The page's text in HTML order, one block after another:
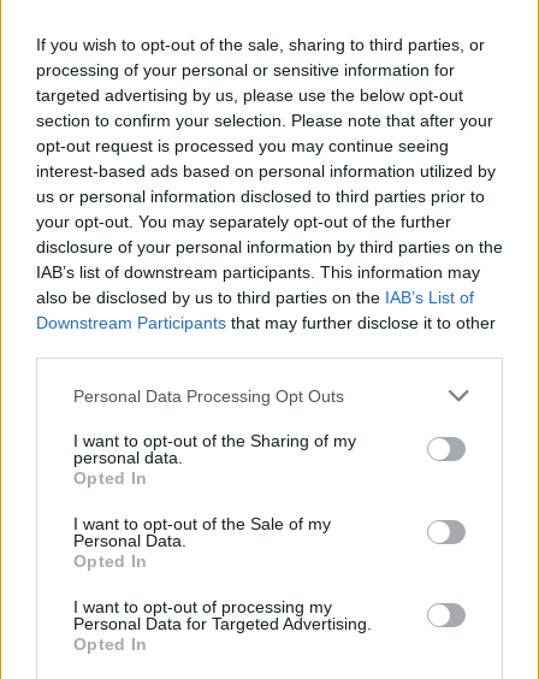
If you wish to opt-out of the sale, sharing to third parties, or
processing of your personal or sensitive information for
targeted advertising by us, please use the below opt-out
section to confirm your selection. Please note that after your
opt-out request is processed you may continue seeing
interest-based ads based on personal information utilized by
us or personal information disclosed to third parties prior to
your opt-out. You may separately opt-out of the further
disclosure of your personal information by third parties on the
IAB’s list of downstream participants. This information may
also be disclosed by us to third parties on the IAB’s List of
Downstream Participants that may further disclose it to other
Personal Data Processing Opt Outs
I want to opt-out of the Sharing of my
personal data.
Opted In
I want to opt-out of the Sale of my
Personal Data.
Opted In
I want to opt-out of processing my
Personal Data for Targeted Advertising.
Opted In
prochaine !
INFORMATIONS PRATIQUES
DATES ET HORAIRES
Le 6 décembre 2019
LIEU
Restaurant Anga
19 Rue du Palais des Guilhem
34000 Montpellier
ACCÈS
Tram 1 et 2 : Arrêt Comédie
TARIFS
Table de 8 personnes : 400€
evenements.lefooding.com